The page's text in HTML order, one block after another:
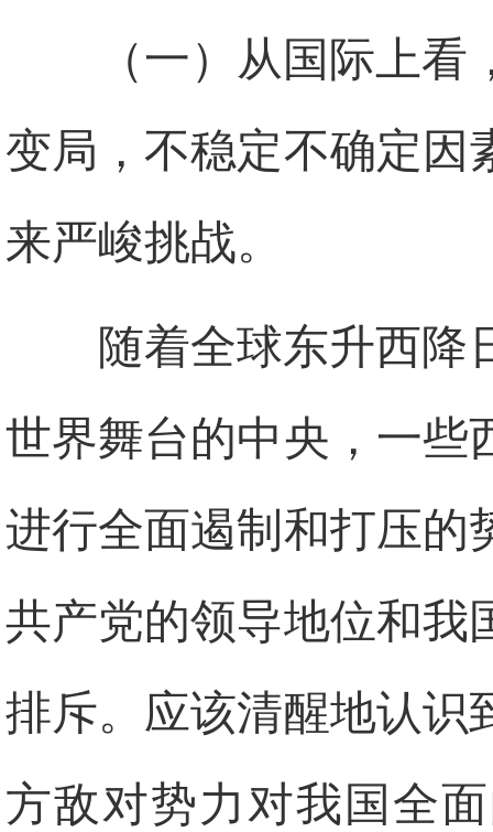
（一）从国际上
变局，不稳定不确定因
来严峻挑战。
随着全球东升西降
世界舞台的中央，一些
进行全面遏制和打压的
共产党的领导地位和我
排斥。应该清醒地认识
方敌对势力对我国全